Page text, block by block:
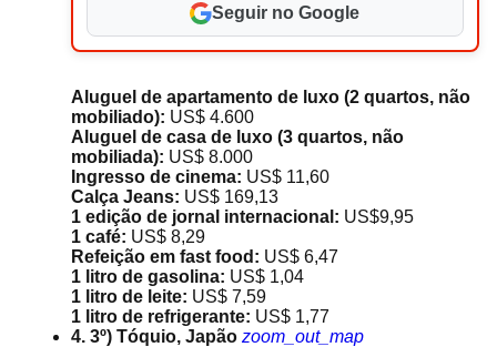
Seguir no Google
Aluguel de apartamento de luxo (2 quartos, não
mobiliado): US$ 4.600
Aluguel de casa de luxo (3 quartos, não
mobiliada): US$ 8.000
Ingresso de cinema: US$ 11,60
Calça Jeans: US$ 169,13
1 edição de jornal internacional: US$9,95
1 café: US$ 8,29
Refeição em fast food: US$ 6,47
1 litro de gasolina: US$ 1,04
1 litro de leite: US$ 7,59
1 litro de refrigerante: US$ 1,77
4. 3º) Tóquio, Japão zoom_out_map